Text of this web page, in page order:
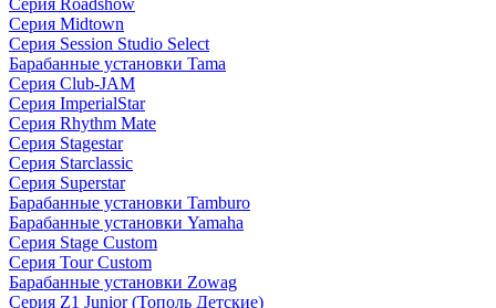
Серия Roadshow
Серия Midtown
Серия Session Studio Select
Барабанные установки Tama
Серия Club-JAM
Серия ImperialStar
Серия Rhythm Mate
Серия Stagestar
Серия Starclassic
Серия Superstar
Барабанные установки Tamburo
Барабанные установки Yamaha
Серия Stage Custom
Серия Tour Custom
Барабанные установки Zowag
Серия Z1 Junior (Тополь Детские)